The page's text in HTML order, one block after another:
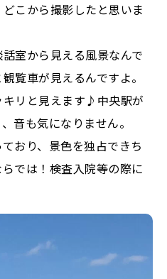
こから撮影したと思いま
室から見える風景なんで
覧車が見えるんですよ。
リと見えます♪中央駅が
音も気になりません。
おり、景色を独占できち
では！検査入院等の際に